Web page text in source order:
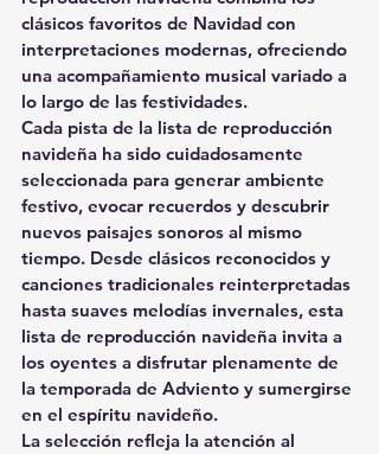
clásicos favoritos de Navidad con
interpretaciones modernas, ofreciendo
una acompañamiento musical variado a
lo largo de las festividades.
Cada pista de la lista de reproducción
navideña ha sido cuidadosamente
seleccionada para generar ambiente
festivo, evocar recuerdos y descubrir
nuevos paisajes sonoros al mismo
tiempo. Desde clásicos reconocidos y
canciones tradicionales reinterpretadas
hasta suaves melodías invernales, esta
lista de reproducción navideña invita a
los oyentes a disfrutar plenamente de
la temporada de Adviento y sumergirse
en el espíritu navideño.
La selección refleja la atención al